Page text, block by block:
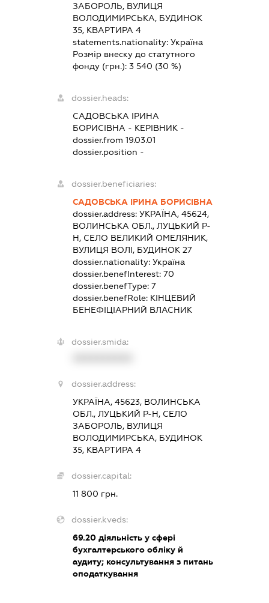
ЗАБОРОЛЬ, ВУЛИЦЯ
ВОЛОДИМИРСЬКА, БУДИНОК
35, КВАРТИРА 4
statements.nationality: Україна
Розмір внеску до статутного
фонду (грн.): 3 540 (30 %)
dossier.heads:
САДОВСЬКА ІРИНА
БОРИСІВНА - КЕРІВНИК-
dossier.from 19.03.01
dossier.position -
dossier.beneficiaries:
САДОВСЬКА ІРИНА БОРИСІВНА
dossier.address: УКРАЇНА, 45624,
ВОЛИНСЬКА ОБЛ., ЛУЦЬКИЙ Р-
Н, СЕЛО ВЕЛИКИЙ ОМЕЛЯНИК,
ВУЛИЦЯ ВОЛІ, БУДИНОК 27
dossier.nationality: Україна
dossier.benefInterest: 70
dossier.benefType: 7
dossier.benefRole: КІНЦЕВИЙ
БЕНЕФІЦІАРНИЙ ВЛАСНИК
dossier.smida:
dossier.address:
УКРАЇНА, 45623, ВОЛИНСЬКА
ОБЛ., ЛУЦЬКИЙ Р-Н, СЕЛО
ЗАБОРОЛЬ, ВУЛИЦЯ
ВОЛОДИМИРСЬКА, БУДИНОК
35, КВАРТИРА 4
dossier.capital:
11 800 грн.
dossier.kveds:
69.20діяльність у сфері
бухгалтерського обліку й
аудиту; консультування з питань
оподаткування